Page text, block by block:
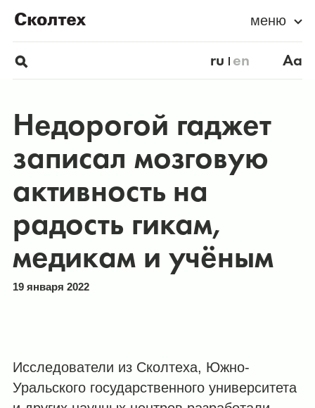
меню
ru en Aa
Недорогой гаджет
записал мозговую
активность на
радость гикам,
медикам и учёным
19 января 2022
Исследователи из Сколтеха, Южно-
Уральского государственного университета